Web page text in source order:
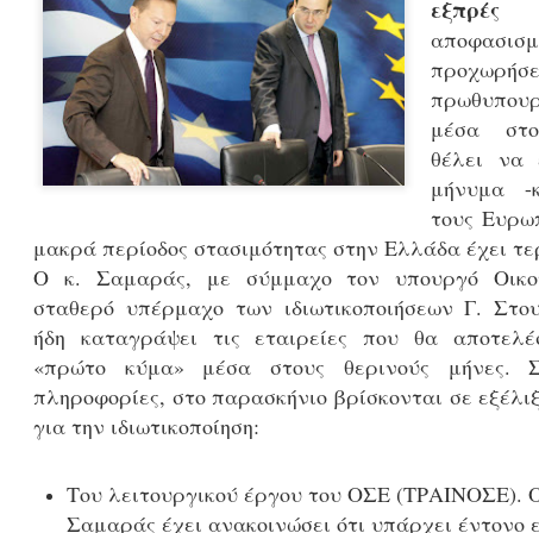
εξπρές
μέσα
θέλει να
μήνυμα -
τους
μακρά περίοδος στασιμότητας στην Ελλάδα έχει
Ο κ. Σαμαράς, με σύμμαχο τον υπουργό
σταθερό υπέρμαχο των ιδιωτικοποιήσεων Γ.
ήδη καταγράψει τις εταιρείες που θα
«πρώτο κύμα» μέσα στους θερινούς μήνες.
πληροφορίες, στο παρασκήνιο βρίσκονται σε
για την ιδιωτικοποίηση:
Του λειτουργικού έργου του ΟΣΕ (ΤΡΑΙΝΟΣΕ). Ο
Σαμαράς έχει ανακοινώσει ότι υπάρχει έντονο
Κοζάνης :
JUN
Απολογισμός των
ελέγχων σε ιδιοκτήτες
JUN